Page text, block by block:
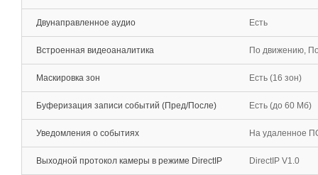
Двунаправленное аудио Есть
Встроенная видеоаналитика По движению,
Маскировка зон Есть (16 зон)
Буферизация записи событий (Пред/После) Есть (до 60 Мб)
Уведомления о событиях На удаленное
Выходной протокол камеры в режиме DirectIP DirectIP V1.0